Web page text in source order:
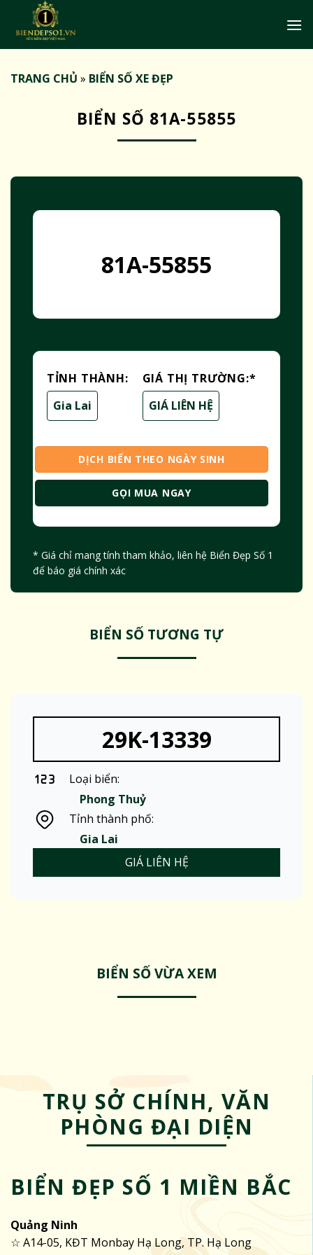
TRANG CHỦ » BIỂN SỐ XE ĐẸP
BIỂN SỐ 81A-55855
81A-55855
TỈNH THÀNH:
Gia Lai
GIÁ THỊ TRƯỜNG:*
GIÁ LIÊN HỆ
DỊCH BIỂN THEO NGÀY SINH
GỌI MUA NGAY
* Giá chỉ mang tính tham khảo, liên hệ Biển Đẹp Số 1
để báo giá chính xác
BIỂN SỐ TƯƠNG TỰ
29K-13339
Loại biển:
Phong Thuỷ
Tỉnh thành phố:
Gia Lai
GIÁ LIÊN HỆ
BIỂN SỐ VỪA XEM
TRỤ SỞ CHÍNH, VĂN
PHÒNG ĐẠI DIỆN
BIỂN ĐẸP SỐ 1 MIỀN BẮC
Quảng Ninh
☆ A14-05, KĐT Monbay Hạ Long, TP. Hạ Long